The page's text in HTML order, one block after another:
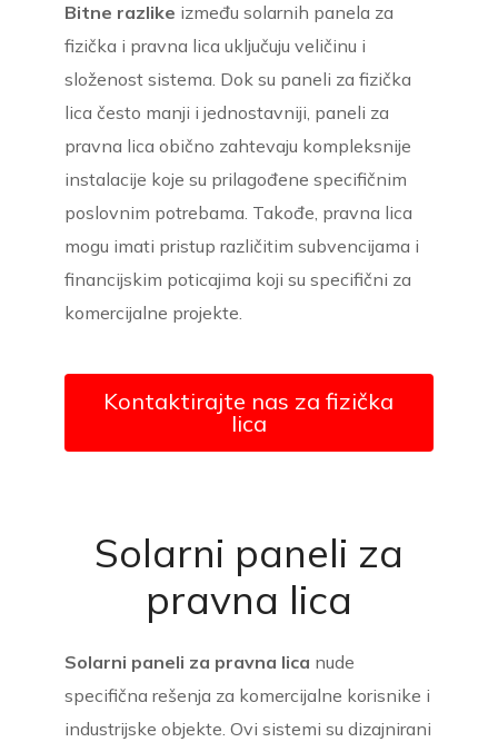
Bitne razlike između solarnih panela za
fizička i pravna lica uključuju veličinu i
složenost sistema. Dok su paneli za fizička
lica često manji i jednostavniji, paneli za
pravna lica obično zahtevaju kompleksnije
instalacije koje su prilagođene specifičnim
poslovnim potrebama. Takođe, pravna lica
mogu imati pristup različitim subvencijama i
financijskim poticajima koji su specifični za
komercijalne projekte.
Kontaktirajte nas za fizička
lica
Solarni paneli za
pravna lica
Solarni paneli za pravna lica nude
specifična rešenja za komercijalne korisnike i
industrijske objekte. Ovi sistemi su dizajnirani